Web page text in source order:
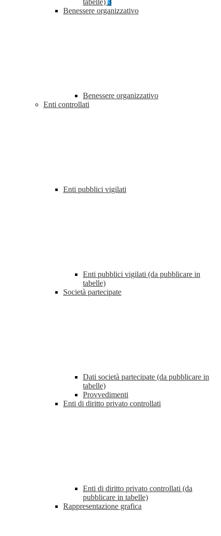
tabelle) 3
Benessere organizzativo
Benessere organizzativo
Enti controllati
Enti pubblici vigilati
Enti pubblici vigilati (da pubblicare in
tabelle)
Società partecipate
Dati società partecipate (da pubblicare in
tabelle)
Provvedimenti
Enti di diritto privato controllati
Enti di diritto privato controllati (da
pubblicare in tabelle)
Rappresentazione grafica